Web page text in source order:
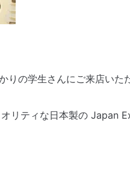
の学生さんにご来店いた
オリティな日本製の